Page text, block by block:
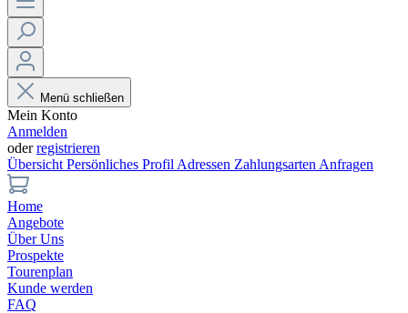
Menü schließen
Mein Konto
Anmelden
oderregistrieren
Übersicht Persönliches Profil Adressen Zahlungsarten Anfragen
Home
Angebote
Über Uns
Prospekte
Tourenplan
Kunde werden
FAQ